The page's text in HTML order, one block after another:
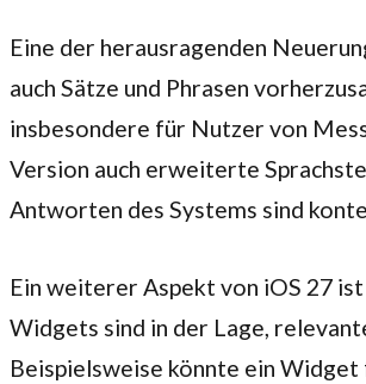
Eine der herausragenden
auch Sätze und Phrasen
insbesondere für Nutzer von
Version auch erweiterte
Antworten des Systems sind
Ein weiterer Aspekt von iOS 27
Widgets sind in der Lage,
Beispielsweise könnte ein